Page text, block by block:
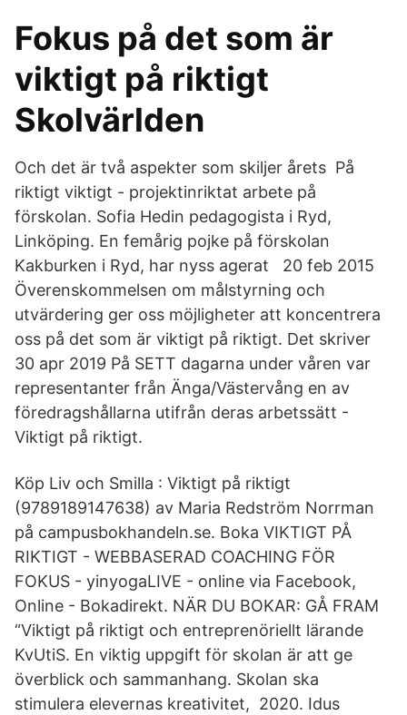
Fokus på det som är
viktigt på riktigt
Skolvärlden
Och det är två aspekter som skiljer årets På
riktigt viktigt - projektinriktat arbete på
förskolan. Sofia Hedin pedagogista i Ryd,
Linköping. En femårig pojke på förskolan
Kakburken i Ryd, har nyss agerat 20 feb 2015
Överenskommelsen om målstyrning och
utvärdering ger oss möjligheter att koncentrera
oss på det som är viktigt på riktigt. Det skriver
30 apr 2019 På SETT dagarna under våren var
representanter från Änga/Västervång en av
föredragshållarna utifrån deras arbetssätt -
Viktigt på riktigt.
Köp Liv och Smilla : Viktigt på riktigt
(9789189147638) av Maria Redström Norrman
på campusbokhandeln.se. Boka VIKTIGT PÅ
RIKTIGT - WEBBASERAD COACHING FÖR
FOKUS - yinyogaLIVE - online via Facebook,
Online - Bokadirekt. NÄR DU BOKAR: GÅ FRAM
“Viktigt på riktigt och entreprenöriellt lärande
KvUtiS. En viktig uppgift för skolan är att ge
överblick och sammanhang. Skolan ska
stimulera elevernas kreativitet, 2020. Idus